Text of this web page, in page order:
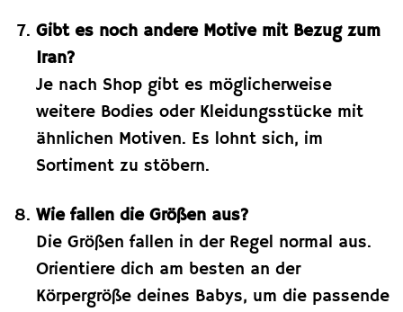
Gibt es noch andere Motive mit Bezug zum
Iran?
Je nach Shop gibt es möglicherweise
weitere Bodies oder Kleidungsstücke mit
ähnlichen Motiven. Es lohnt sich, im
Sortiment zu stöbern.
Wie fallen die Größen aus?
Die Größen fallen in der Regel normal aus.
Orientiere dich am besten an der
Körpergröße deines Babys, um die passende